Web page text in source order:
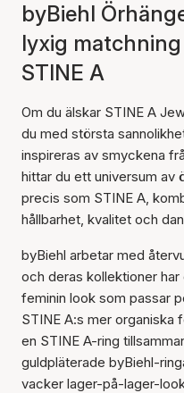
byBiehl
lyxig
STINE A
Om du älskar STINE A
du med största
inspireras av smyckena
hittar du ett universum av
precis som STINE A,
hållbarhet, kvalitet och
byBiehl arbetar med
och deras kollektioner har
feminin look som passar
STINE A:s mer organiska
en STINE A-ring
guldpläterade byBiehl-
vacker lager-på-lager-